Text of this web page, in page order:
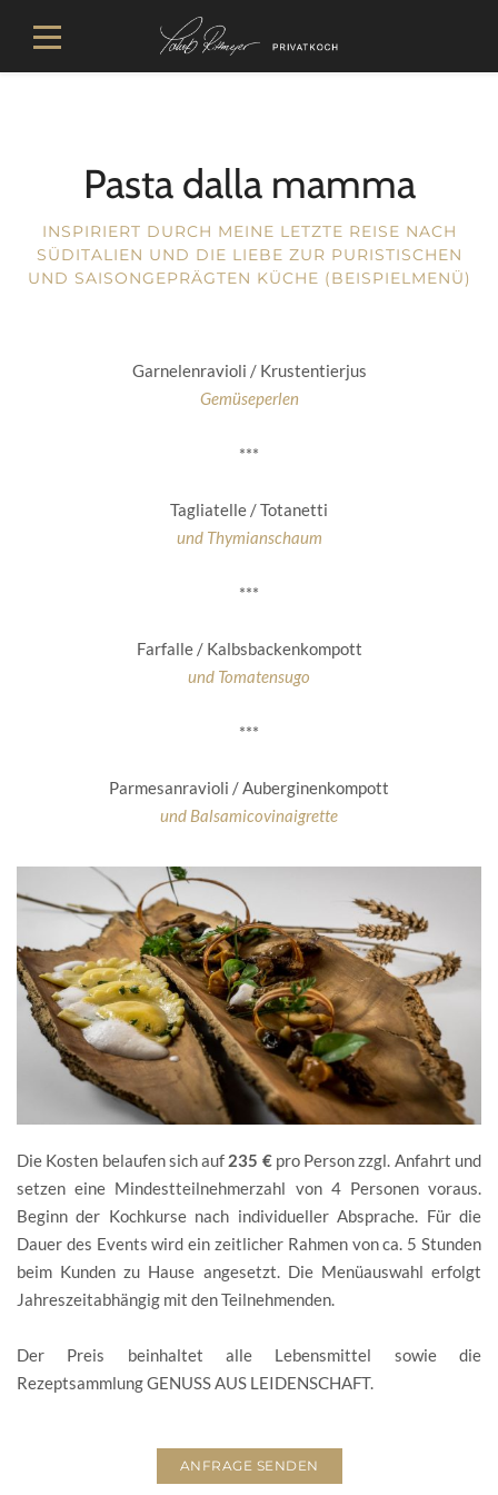
Pasta dalla mamma
INSPIRIERT DURCH MEINE LETZTE REISE NACH
SÜDITALIEN UND DIE LIEBE ZUR PURISTISCHEN
UND SAISONGEPRÄGTEN KÜCHE (BEISPIELMENÜ)
Garnelenravioli / Krustentierjus
Gemüseperlen
***
Tagliatelle / Totanetti
und Thymianschaum
***
Farfalle / Kalbsbackenkompott
und Tomatensugo
***
Parmesanravioli / Auberginenkompott
und Balsamicovinaigrette
Die Kosten belaufen sich auf 235 €pro Person zzgl. Anfahrt und
setzen eine Mindestteilnehmerzahl von 4 Personen voraus.
Beginn der Kochkurse nach individueller Absprache. Für die
Dauer des Events wird ein zeitlicher Rahmen von ca. 5 Stunden
beim Kunden zu Hause angesetzt. Die Menüauswahl erfolgt
Jahreszeitabhängig mit den Teilnehmenden.
Der Preis beinhaltet alle Lebensmittel sowie die
Rezeptsammlung GENUSS AUS LEIDENSCHAFT.
ANFRAGE SENDEN